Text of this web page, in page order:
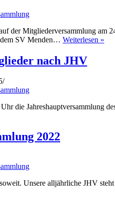
der Mitgliederversammlung am
dem SV Menden… Weiterlesen »
nach JHV
die Jahreshauptversammlung
2022
Unsere alljährliche JHV